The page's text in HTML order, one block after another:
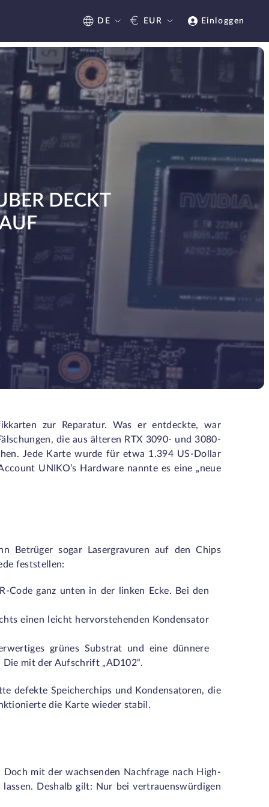
DE € EUR Einloggen
DECKT
zur Reparatur. Was er entdeckte, war
die aus älteren RTX 3090- und 3080-
Jede Karte wurde für etwa 1.394 US-Dollar
UNIKO’s Hardware nannte es eine „neue
Betrüger sogar Lasergravuren auf den Chips
feststellen:
Code ganz unten in der linken Ecke. Bei den
einen leicht hervorstehenden Kondensator
grünes Substrat und eine dünnere
mit der Aufschrift „AD102“.
defekte Speicherchips und Kondensatoren, die
die Karte wieder stabil.
mit der wachsenden Nachfrage nach High-
Deshalb gilt: Nur bei vertrauenswürdigen